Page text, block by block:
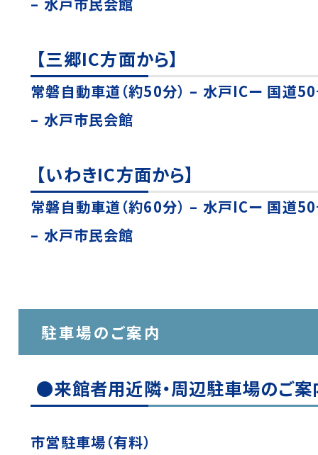
– 水戸市民会館
【三郷IC方面から】
常磐自動車道（約50分） – 水戸ICー 国道50
– 水戸市民会館
【いわきIC方面から】
常磐自動車道（約60分） – 水戸ICー 国道50
– 水戸市民会館
駐車場のご案内
●来館者用近隣・周辺駐車場のご案
市営駐車場（有料）